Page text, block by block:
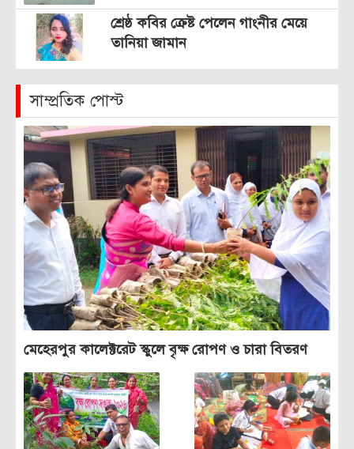
শ্রেষ্ঠ কবির ক্রেষ্ট পেলেন গাংনীর মেয়ে
তানিয়া জামান
সাম্প্রতিক পোস্ট
মেহেরপুর কালেক্টরেট স্কুলে বৃক্ষ রোপণ ও চারা বিতরণ